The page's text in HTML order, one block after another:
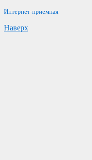
Интернет-приемная
Наверх